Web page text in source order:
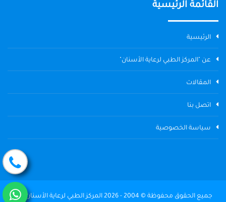
القائمة الرئيسية
الرئيسية
عن "المركز الطبي لرعاية الأسنان"
المقالات
اتصل بنا
سياسة الخصوصية
جميع الحقوق محفوظة © 2004 - 2026 المركز الطبي لرعاية الأسنان The